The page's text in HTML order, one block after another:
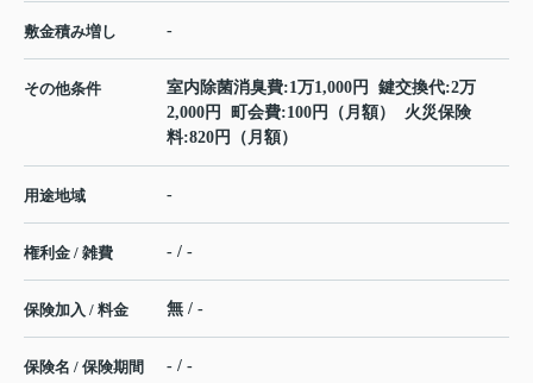
敷金積み増し -
その他条件
室内除菌消臭費:1万1,000円 鍵交換代:2万
2,000円 町会費:100円（月額） 火災保険
料:820円（月額）
用途地域 -
権利金 / 雑費 - / -
保険加入 / 料金 無 / -
保険名 / 保険期間 - / -